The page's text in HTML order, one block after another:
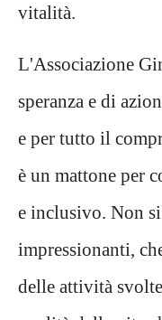
vitalità.
L'Associazione
speranza e di
e per tutto il
è un mattone per
e inclusivo. Non
impressionanti,
delle attività